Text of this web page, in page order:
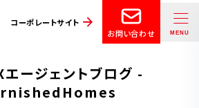
コーポレートサイト
お問い合わせ
ージェントブログ -